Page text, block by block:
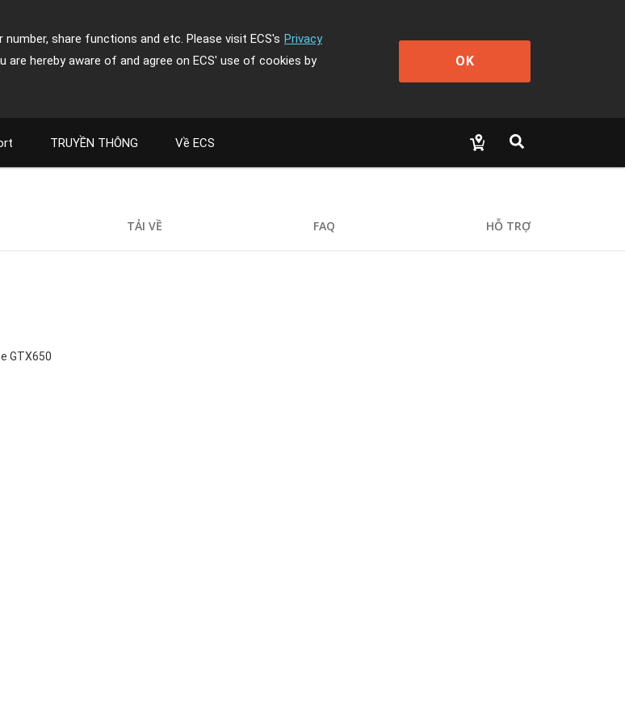
share functions and etc. Please visit ECS's Privacy
hereby aware of and agree on ECS' use of cookies by
OK
TRUYỀN THÔNG Về ECS
TẢI VỀ FAQ HỖ TRỢ
GTX650